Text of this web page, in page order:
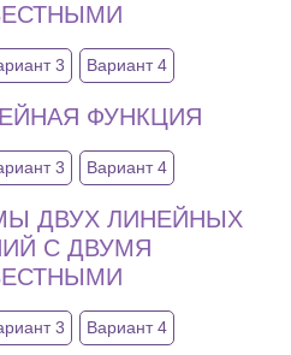
3 Вариант 4
ФУНКЦИЯ
3 Вариант 4
ДВУХ ЛИНЕЙНЫХ
С ДВУМЯ
3 Вариант 4